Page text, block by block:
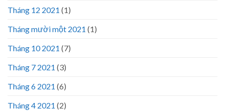
Tháng 12 2021 (1)
Tháng mười một 2021 (1)
Tháng 10 2021 (7)
Tháng 7 2021 (3)
Tháng 6 2021 (6)
Tháng 4 2021 (2)